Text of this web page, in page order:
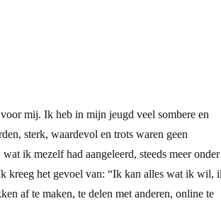
mij. Ik heb in mijn jeugd veel sombere en
sterk, waardevol en trots waren geen
ik mezelf had aangeleerd, steeds meer onder
kreeg het gevoel van: “Ik kan alles wat ik wil, ik